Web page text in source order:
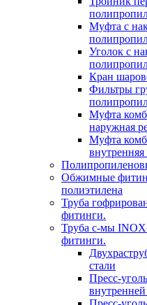
Муфта с
Уголок с
Кран
Фильтры
Муфта
наружная
Муфта
внутренняя
Обжимные
полиэтилена
Труба
фитинги.
Труба с-мы
фитинги.
стали
Пресс-
внутренней